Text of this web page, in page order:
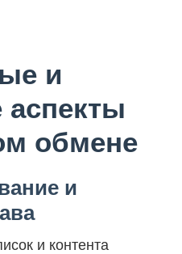
и
аспекты
обмене
и
и контента